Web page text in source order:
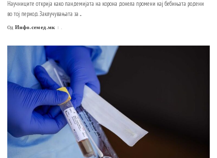
Научниците открија како пандемијата на корона донела промени кај бебињата родени
во тој период. Заклучувањата за ...
Posted
Од Инфо.семед.мк .